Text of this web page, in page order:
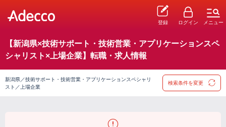
登録 ログイン メニュー
【新潟県×技術サポート・技術営業・アプリケーションスペ
シャリスト×上場企業】転職・求人情報
新潟県／技術サポート・技術営業・アプリケーションスペシャリ
スト／上場企業
検索条件を変更